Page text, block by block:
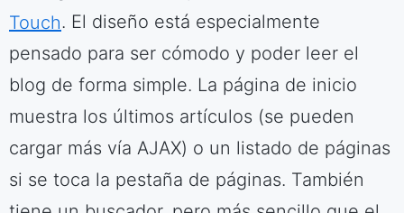
Touch. El diseño está especialmente
pensado para ser cómodo y poder leer el
blog de forma simple. La página de inicio
muestra los últimos artículos (se pueden
cargar más vía AJAX) o un listado de páginas
si se toca la pestaña de páginas. También